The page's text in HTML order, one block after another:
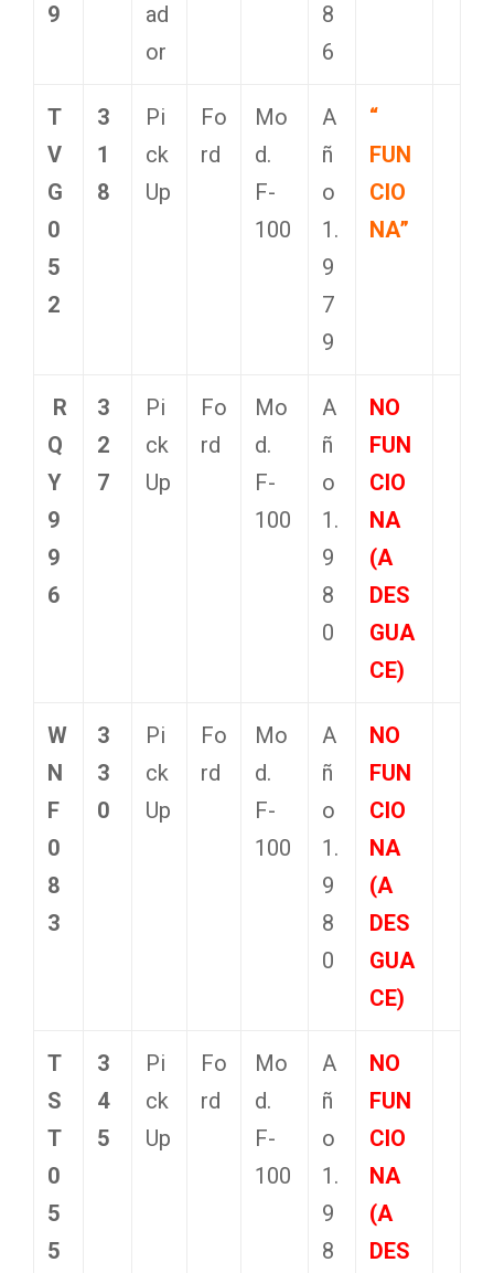
9
ad
or
8
6
T
V
G
0
5
2
3
1
8
Pi
ck
Up
Fo
rd
Mo
d.
F-
100
A
ñ
o
1.
9
7
9
“
FUN
CIO
NA”
R
Q
Y
9
9
6
3
2
7
Pi
ck
Up
Fo
rd
Mo
d.
F-
100
A
ñ
o
1.
9
8
0
NO
FUN
CIO
NA
(A
DES
GUA
CE)
W
N
F
0
8
3
3
3
0
Pi
ck
Up
Fo
rd
Mo
d.
F-
100
A
ñ
o
1.
9
8
0
NO
FUN
CIO
NA
(A
DES
GUA
CE)
T
S
T
0
5
5
3
4
5
Pi
ck
Up
Fo
rd
Mo
d.
F-
100
A
ñ
o
1.
9
8
NO
FUN
CIO
NA
(A
DES